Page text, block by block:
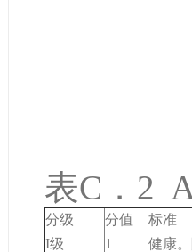
表C．2
分级 分值
标准
I级
1 健康